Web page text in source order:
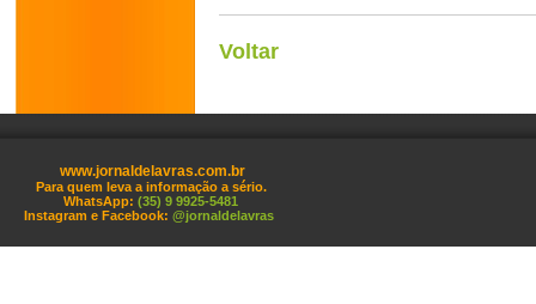
Voltar
www.jornaldelavras.com.br
Para quem leva a informação a sério.
WhatsApp: (35) 9 9925-5481
Instagram e Facebook: @jornaldelavras